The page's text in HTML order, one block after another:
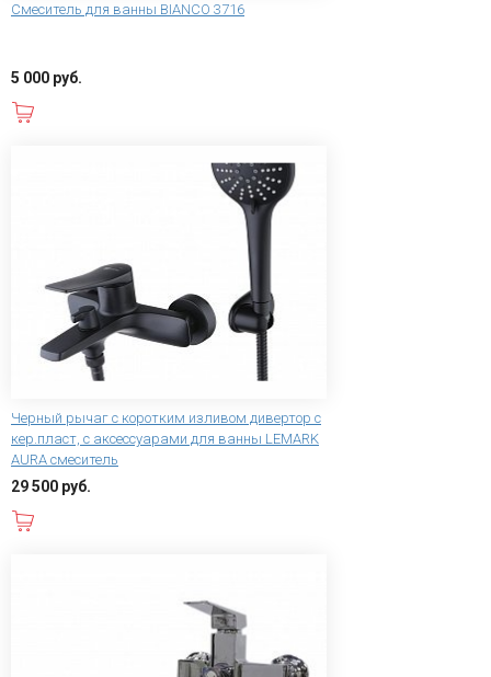
Смеситель для ванны BIANCO 3716
5 000 руб.
Черный рычаг с коротким изливом дивертор с
кер.пласт, с аксессуарами для ванны LEMARK
AURA смеситель
29 500 руб.